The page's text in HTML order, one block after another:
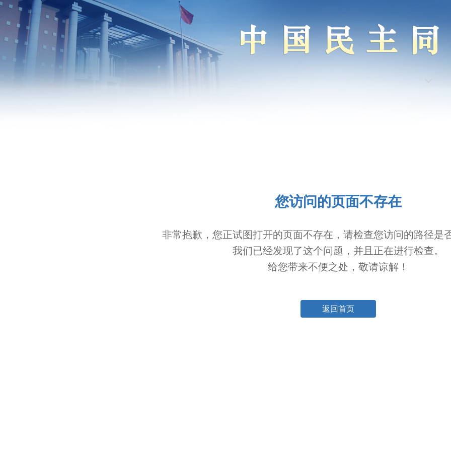
您访问的页面不存在
非常抱歉，您正试图打开的页面不存在，请检查您访问的路径是
我们已经发现了这个问题，并且正在进行检查。
给您带来不便之处，敬请谅解！
返回首页